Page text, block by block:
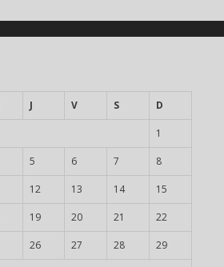
J V S D
1
5 6 7 8
12 13 14 15
19 20 21 22
26 27 28 29